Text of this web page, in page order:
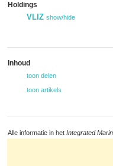
Holdings
VLIZ show/hide
Inhoud
toon delen
toon artikels
Alle informatie in het Integrated